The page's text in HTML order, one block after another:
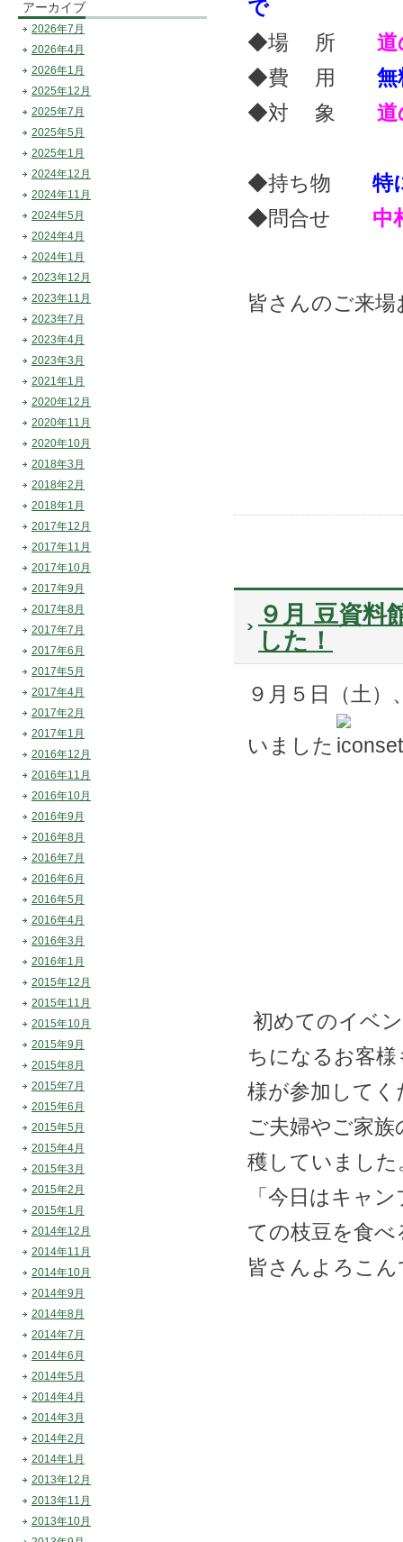
で
◆場 所
道
◆費 用
無
◆対 象 道
◆持ち物 特
◆問合せ 中
皆さんのご来
９月 豆資料
した！
９月５日（土
いました
初めてのイベ
ちになるお客
様が参加して
ご夫婦やご家
穫していました
「今日はキャ
ての枝豆を食
皆さんよろこ
アーカイブ
2026年7月
2026年4月
2026年1月
2025年12月
2025年7月
2025年5月
2025年1月
2024年12月
2024年11月
2024年5月
2024年4月
2024年1月
2023年12月
2023年11月
2023年7月
2023年4月
2023年3月
2021年1月
2020年12月
2020年11月
2020年10月
2018年3月
2018年2月
2018年1月
2017年12月
2017年11月
2017年10月
2017年9月
2017年8月
2017年7月
2017年6月
2017年5月
2017年4月
2017年2月
2017年1月
2016年12月
2016年11月
2016年10月
2016年9月
2016年8月
2016年7月
2016年6月
2016年5月
2016年4月
2016年3月
2016年1月
2015年12月
2015年11月
2015年10月
2015年9月
2015年8月
2015年7月
2015年6月
2015年5月
2015年4月
2015年3月
2015年2月
2015年1月
2014年12月
2014年11月
2014年10月
2014年9月
2014年8月
2014年7月
2014年6月
2014年5月
2014年4月
2014年3月
2014年2月
2014年1月
2013年12月
2013年11月
2013年10月